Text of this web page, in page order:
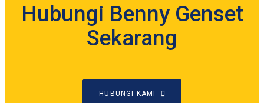
Hubungi Benny Genset
Sekarang
HUBUNGI KAMI